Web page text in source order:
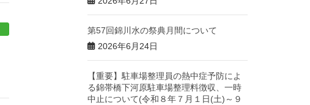
第57回錦川水の祭典月間について
2026年6月24日
【重要】駐車場整理員の熱中症予防によ
る錦帯橋下河原駐車場整理料徴収、一時
中止について(令和８年７月１日(土)～９